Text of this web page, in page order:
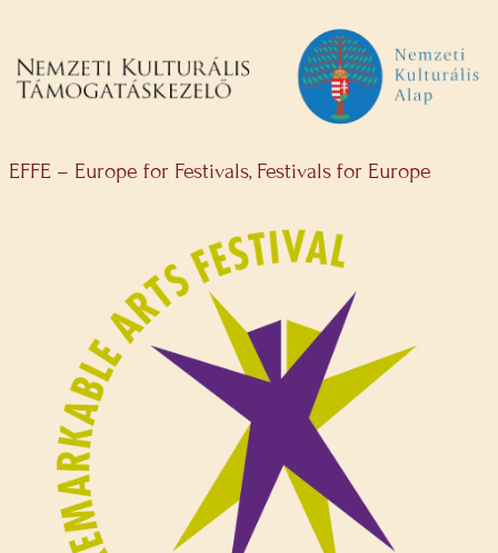
EFFE – Europe for Festivals, Festivals for Europe